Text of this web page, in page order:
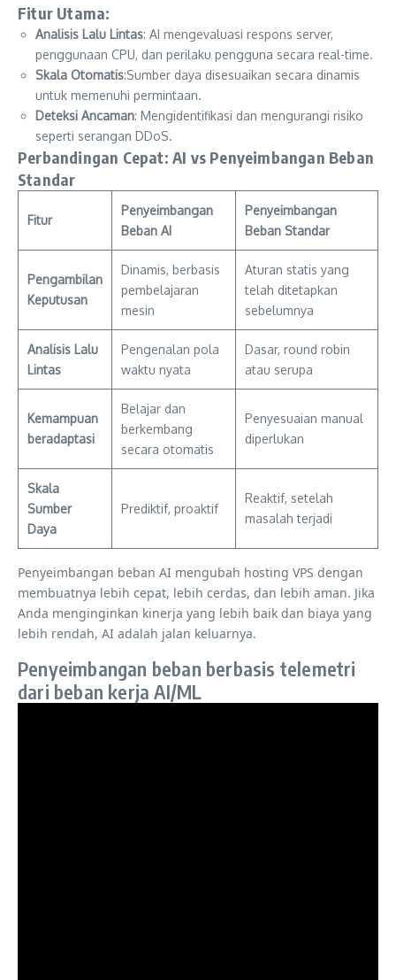
Fitur Utama:
Analisis Lalu Lintas: AI mengevaluasi respons server,
penggunaan CPU, dan perilaku pengguna secara real-time.
Skala Otomatis:Sumber daya disesuaikan secara dinamis
untuk memenuhi permintaan.
Deteksi Ancaman: Mengidentifikasi dan mengurangi risiko
seperti serangan DDoS.
Perbandingan Cepat: AI vs Penyeimbangan Beban
Standar
Fitur
Penyeimbangan
Beban AI
Penyeimbangan
Beban Standar
Pengambilan
Keputusan
Dinamis, berbasis
pembelajaran
mesin
Aturan statis yang
telah ditetapkan
sebelumnya
Analisis Lalu
Lintas
Pengenalan pola
waktu nyata
Dasar, round robin
atau serupa
Kemampuan
beradaptasi
Belajar dan
berkembang
secara otomatis
Penyesuaian manual
diperlukan
Skala
Sumber
Daya
Prediktif, proaktif
Reaktif, setelah
masalah terjadi
Penyeimbangan beban AI mengubah hosting VPS dengan
membuatnya lebih cepat, lebih cerdas, dan lebih aman. Jika
Anda menginginkan kinerja yang lebih baik dan biaya yang
lebih rendah, AI adalah jalan keluarnya.
Penyeimbangan beban berbasis telemetri
dari beban kerja AI/ML